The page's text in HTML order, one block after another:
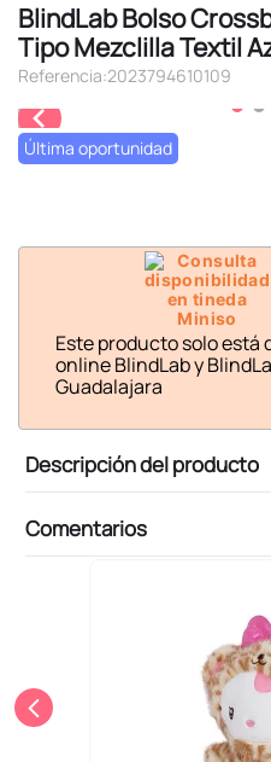
BlindLab Bolso
Tipo Mezclilla Textil
Referencia:2023794610109
Última oportunidad
Este producto solo está
online BlindLab y
Guadalajara
Descripción del producto
Comentarios
2 .
spiderman
3.
peluche
4.
5.
blind box
chiikawas